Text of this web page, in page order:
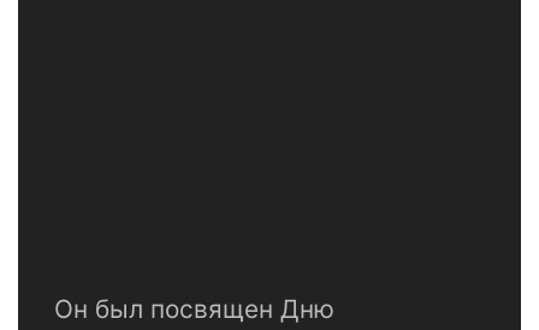
Он был посвящен Дню